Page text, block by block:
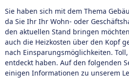
Sie haben sich mit dem Thema
da Sie Ihr Ihr Wohn- oder
den aktuellen Stand bringen
auch die Heizkosten über den Kopf
nach Einsparungsmöglichkeiten.
entdeckt haben. Auf den folgenden
einigen Informationen zu unserem